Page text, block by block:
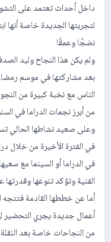
داخل أحداث تعتمد على
لتجربتها الجديدة خاصة أنها
نضجًا وعمقًا
ولم يكن هذا النجاح وليد
الناس مع نخبة كبيرة من
من أبرز نجمات الدراما في
وعلى صعيد نشاطها الحالي
في الفترة الأخيرة من خلال
في الدراما أو السينما مع
الفنية وتؤكد تنوعها وقدرتها
أما عن خططها القادمة فتتجه
أعمال جديدة يجري التحضير